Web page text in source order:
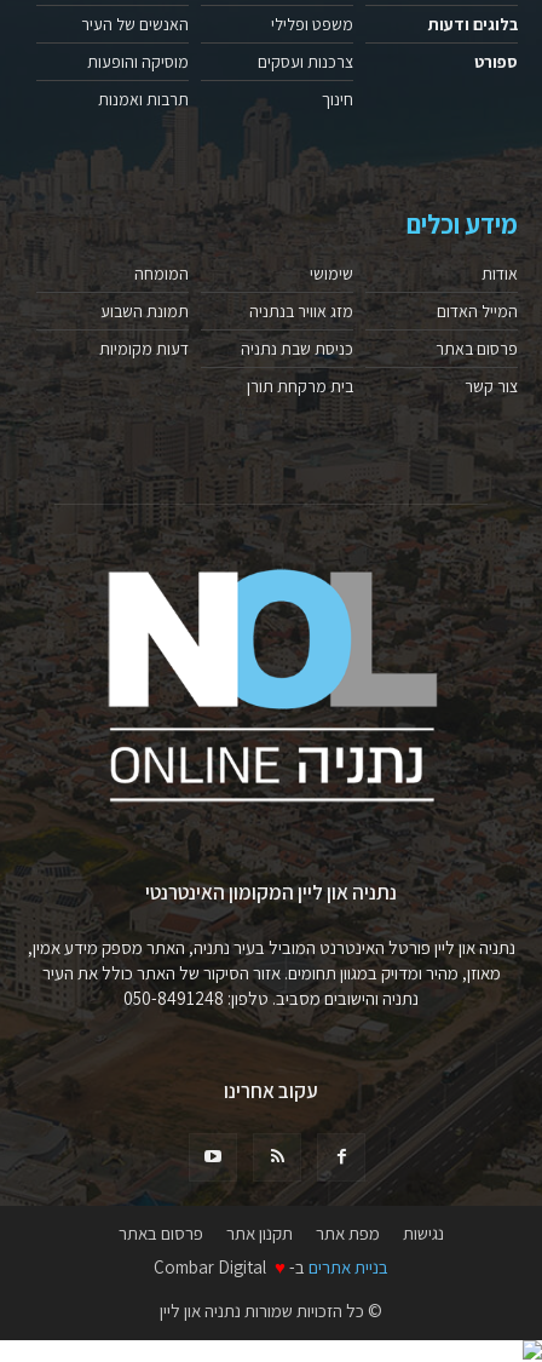
בלוגים ודעות
ספורט
משפט ופלילי
צרכנות ועסקים
חינוך
האנשים של העיר
מוסיקה והופעות
תרבות ואמנות
מידע וכלים
אודות
המייל האדום
פרסום באתר
צור קשר
שימושי
מזג אוויר בנתניה
כניסת שבת נתניה
בית מרקחת תורן
המומחה
תמונת השבוע
דעות מקומיות
נתניה און ליין המקומון האינטרנטי
נתניה און ליין פורטל האינטרנט המוביל בעיר נתניה, האתר מספק מידע אמין,
מאוזן, מהיר ומדויק במגוון תחומים. אזור הסיקור של האתר כולל את העיר
נתניה והישובים מסביב. טלפון: 050-8491248
עקוב אחרינו
נגישות מפת אתר תקנון אתר
פרסום באתר
בניית אתרים ב- ♥
© כל הזכויות שמורות נתניה און ליין